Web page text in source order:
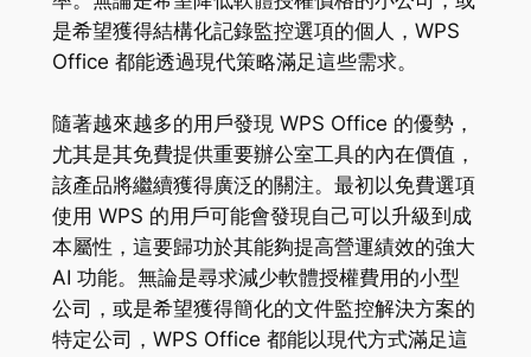
是希望獲得結構化記錄監控選項的個人，WPS
Office 都能透過現代策略滿足這些需求。
隨著越來越多的用戶發現 WPS Office 的優勢，
尤其是其免費提供重要辦公室工具的內在價值，
該產品將繼續獲得廣泛的關注。最初以免費選項
使用 WPS 的用戶可能會發現自己可以升級到成
本屬性，這要歸功於其能夠提高營運績效的強大
AI 功能。無論是尋求減少軟體授權費用的小型
公司，或是希望獲得簡化的文件監控解決方案的
特定公司，WPS Office 都能以現代方式滿足這